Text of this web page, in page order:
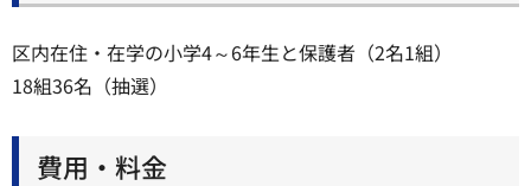
区内在住・在学の小学4～6年生と保護者（2名1組）
18組36名（抽選）
費用・料金